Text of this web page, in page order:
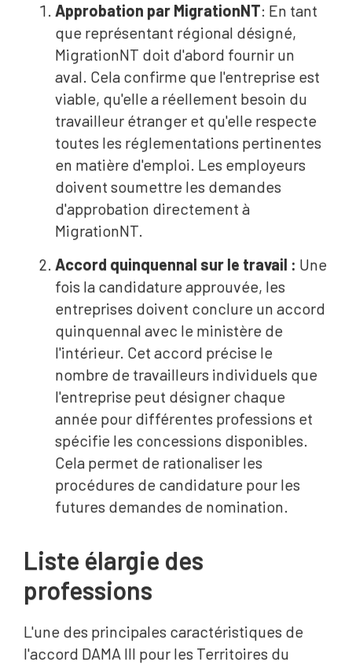
Approbation par MigrationNT: En tant
que représentant régional désigné,
MigrationNT doit d'abord fournir un
aval. Cela confirme que l'entreprise est
viable, qu'elle a réellement besoin du
travailleur étranger et qu'elle respecte
toutes les réglementations pertinentes
en matière d'emploi. Les employeurs
doivent soumettre les demandes
d'approbation directement à
MigrationNT.
Accord quinquennal sur le travail : Une
fois la candidature approuvée, les
entreprises doivent conclure un accord
quinquennal avec le ministère de
l'intérieur. Cet accord précise le
nombre de travailleurs individuels que
l'entreprise peut désigner chaque
année pour différentes professions et
spécifie les concessions disponibles.
Cela permet de rationaliser les
procédures de candidature pour les
futures demandes de nomination.
Liste élargie des
professions
L'une des principales caractéristiques de
l'accord DAMA III pour les Territoires du